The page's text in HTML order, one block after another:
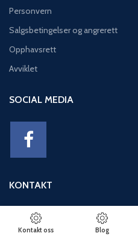
Personvern
Salgsbetingelser og angrerett
Opphavsrett
Avviklet
SOCIAL MEDIA
KONTAKT
Adresse: Eikeviken 49, 5043 BERGEN
Telefon: 95 12 52 30
E-post: basseng@eikeviks.no
Kontakt oss Blog